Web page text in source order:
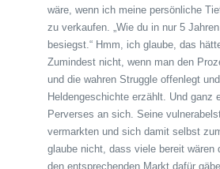
wäre, wenn ich meine persönliche
zu verkaufen. „Wie du in nur 5
besiegst.“ Hmm, ich glaube, das
Zumindest nicht, wenn man den
und die wahren Struggle offenlegt
Heldengeschichte erzählt. Und ganz
Perverses an sich. Seine
vermarkten und sich damit selbst
glaube nicht, dass viele bereit
den entsprechenden Markt dafür